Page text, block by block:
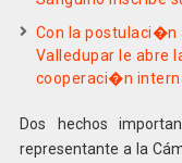
Con la postulaci�n
Valledupar le abre
cooperaci�n
Dos hechos
representante a la